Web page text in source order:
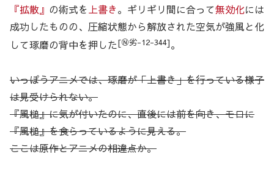
『拡散』 の術式を上書き。ギリギリ間に合って無効化には
成功したものの、圧縮状態から解放された空気が強風と化
して琢磨の背中を押した[Ⓝ劣-12-344]。
いっぽうアニメでは、琢磨が「上書き」を行っている様子
は見受けられない。
『風槌』に気が付いたのに、直後には前を向き、モロに
『風槌』を食らっているように見える。
ここは原作とアニメの相違点か。